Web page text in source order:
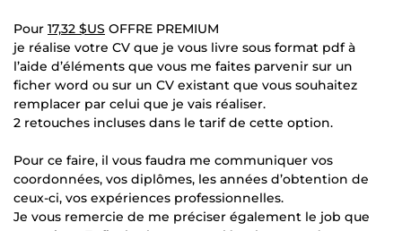
Pour 17,32 $US OFFRE PREMIUM
je réalise votre CV que je vous livre sous format pdf à
l’aide d’éléments que vous me faites parvenir sur un
ficher word ou sur un CV existant que vous souhaitez
remplacer par celui que je vais réaliser.
2 retouches incluses dans le tarif de cette option.
Pour ce faire, il vous faudra me communiquer vos
coordonnées, vos diplômes, les années d’obtention de
ceux-ci, vos expériences professionnelles.
Je vous remercie de me préciser également le job que